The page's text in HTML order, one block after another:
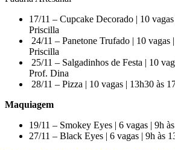
17/11 – Cupcake Decorado | 10
Priscilla
24/11 – Panetone Trufado | 10 vagas
Priscilla
25/11 – Salgadinhos de Festa | 10
Prof. Dina
28/11 – Pizza | 10 vagas | 13h30 às
Maquiagem
19/11 – Smokey Eyes | 6 vagas | 9h
27/11 – Black Eyes | 6 vagas | 9h às